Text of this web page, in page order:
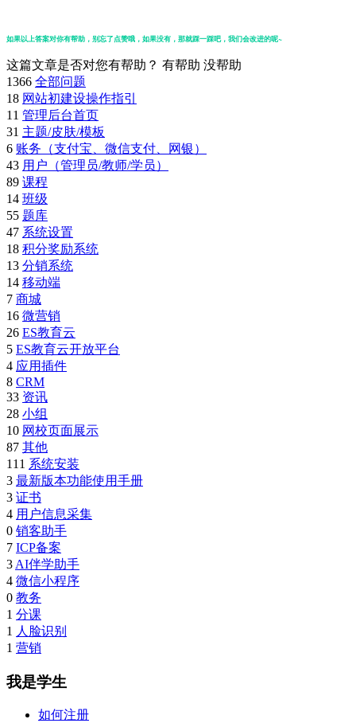
如果以上答案对你有帮助，别忘了点赞哦，如果没有，那就踩一踩吧，我们会改进的呢~
这篇文章是否对您有帮助？ 有帮助 没帮助
1366 全部问题
18 网站初建设操作指引
11 管理后台首页
31 主题/皮肤/模板
6 账务（支付宝、微信支付、网银）
43 用户（管理员/教师/学员）
89 课程
14 班级
55 题库
47 系统设置
18 积分奖励系统
13 分销系统
14 移动端
7 商城
16 微营销
26 ES教育云
5 ES教育云开放平台
4 应用插件
8 CRM
33 资讯
28 小组
10 网校页面展示
87 其他
111 系统安装
3 最新版本功能使用手册
3 证书
4 用户信息采集
0 销客助手
7 ICP备案
3 AI伴学助手
4 微信小程序
0 教务
1 分课
1 人脸识别
1 营销
我是学生
如何注册